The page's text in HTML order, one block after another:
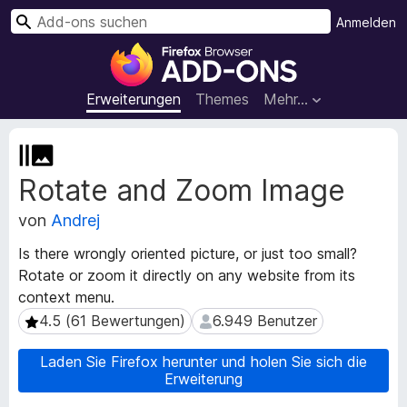
A
d
d
-
s
f
r
d
n
F
i
r
Erweiterungen Themes Mehr…
Anmelden
S
Rotate and Zoom Image
von Andrej
Is there wrongly oriented picture, or just too small?
Rotate or zoom it directly on any website from its
context menu.
4.5 (61 Bewertungen)
4.5 (61 Bewertungen) 6.949 Benutzer
6.949 Benutzer
Laden Sie Firefox herunter und holen Sie sich die
Erweiterung
M
e
t
a
d
t
e
n
z
u
r
r